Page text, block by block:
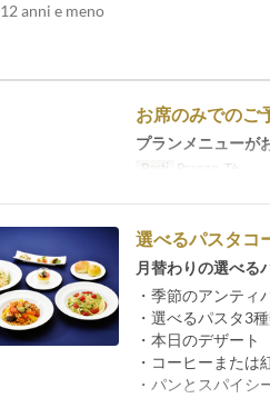
12 anni e meno
お席のみでのご
プランメニューが
Pasti Pranzo, Tè
選べるパスタコ
月替わりの選べる
・季節のアンティ
・選べるパスタ3
・本日のデザート
・コーヒーまたは
・パンとスパイシ